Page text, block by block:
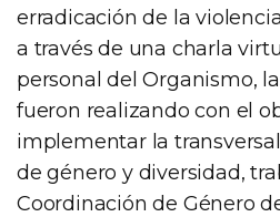
erradicación de la
a través de una charla
personal del Organismo,
fueron realizando con el
implementar la
de género y diversidad,
Coordinación de Género